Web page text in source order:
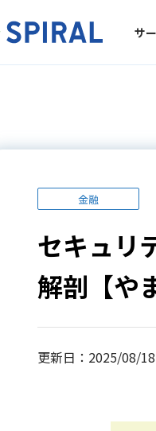
サ
金融
セキュリ
解剖【や
更新日：2025/08/18